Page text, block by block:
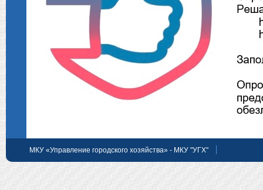
МКУ «Управление городского хозяйства» - МКУ "УГХ"